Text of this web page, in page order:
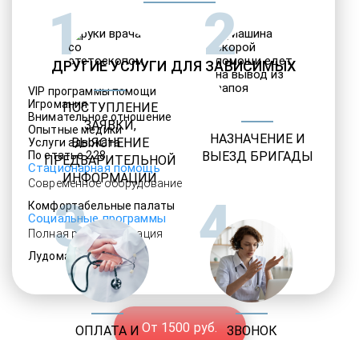
ДРУГИЕ УСЛУГИ ДЛЯ ЗАВИСИМЫХ
VIP программы помощи
Игромания
Внимательное отношение
Опытные медики
Услуги адвоката
По статье 228
Стационарная помощь
Современное оборудование
Комфортабельные палаты
Социальные программы
Полная ресоциализация
Лудомания
От 1500 руб.
1
ПОСТУПЛЕНИЕ
ЗАЯВКИ,
ВЫЯСНЕНИЕ
ПРЕДВАРИТЕЛЬНОЙ
ИНФОРМАЦИИ
2
НАЗНАЧЕНИЕ И
ВЫЕЗД БРИГАДЫ
3
ОПЛАТА И
4
ЗВОНОК